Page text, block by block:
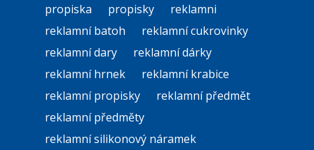
propiska
propisky
reklamni
reklamní batoh
reklamní cukrovinky
reklamní dary
reklamní dárky
reklamní hrnek
reklamní krabice
reklamní propisky
reklamní předmět
reklamní předměty
reklamní silikonový náramek